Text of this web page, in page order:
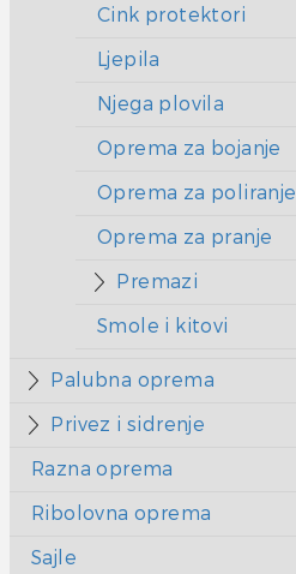
Cink protektori
Ljepila
Njega plovila
Oprema za bojanje
Oprema za poliranje
Oprema za pranje
Premazi
Smole i kitovi
Palubna oprema
Privez i sidrenje
Razna oprema
Ribolovna oprema
Sajle